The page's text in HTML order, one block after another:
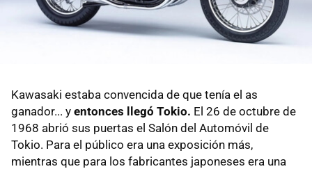
Kawasaki estaba convencida de que tenía el as
ganador... y entonces llegó Tokio. El 26 de octubre de
1968 abrió sus puertas el Salón del Automóvil de
Tokio. Para el público era una exposición más,
mientras que para los fabricantes japoneses era una